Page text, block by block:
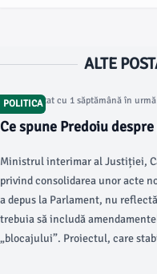
ALTE
POLITICA
Articol postat cu 1 săptămână în urmă
Ce spune Predoiu
Ministrul interimar al Justiției,
privind consolidarea unor acte
a depus la Parlament, nu
trebuia să includă
„blocajului”. Proiectul, care